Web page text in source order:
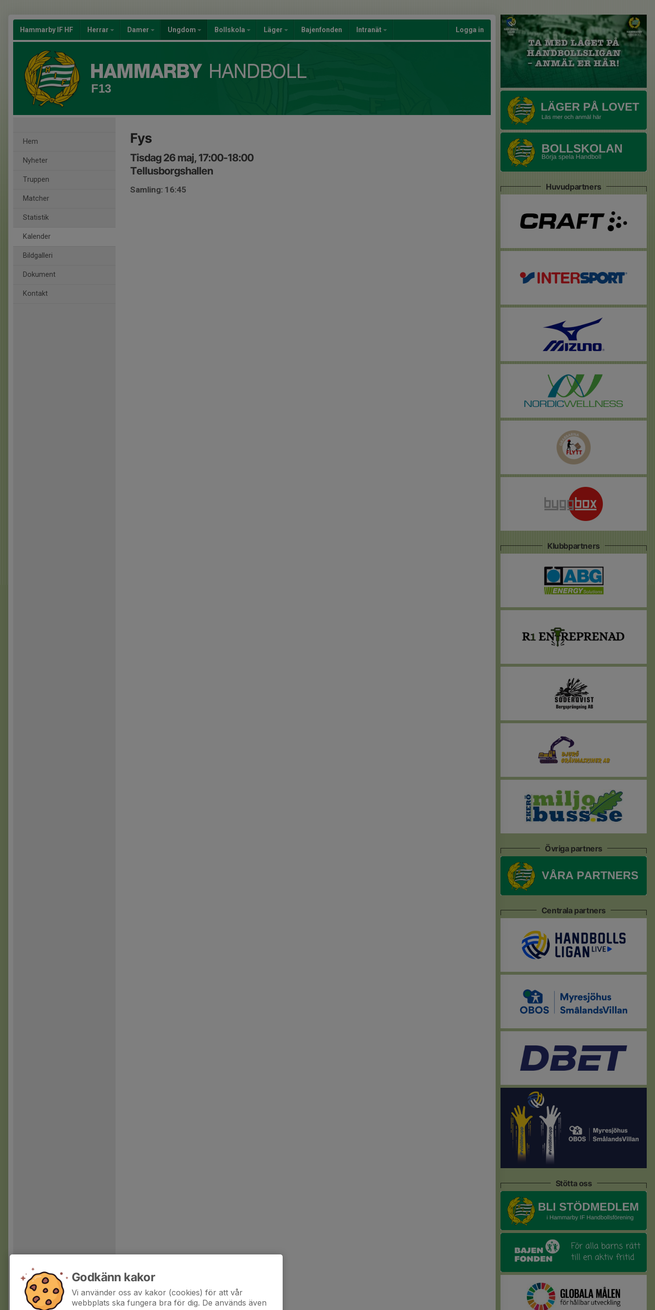
Hammarby IF HF Herrar Damer Ungdom Bollskola Läger Bajenfonden Intranät Logga in
F13
Hem
Nyheter
Truppen
Matcher
Statistik
Kalender
Bildgalleri
Dokument
Kontakt
Fys
Tisdag 26 maj, 17:00-18:00
Tellusborgshallen
Samling: 16:45 Huvudpartners
Klubbpartners
Övriga partners
Centrala partners
Stötta oss
Godkänn kakor
Vi använder oss av kakor (cookies) för att vår
webbplats ska fungera bra för dig. De används även